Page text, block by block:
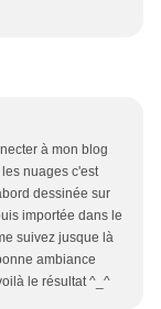
à mon blog
nuages c'est
dessinée sur
importée dans le
suivez jusque là
ambiance
le résultat ^_^